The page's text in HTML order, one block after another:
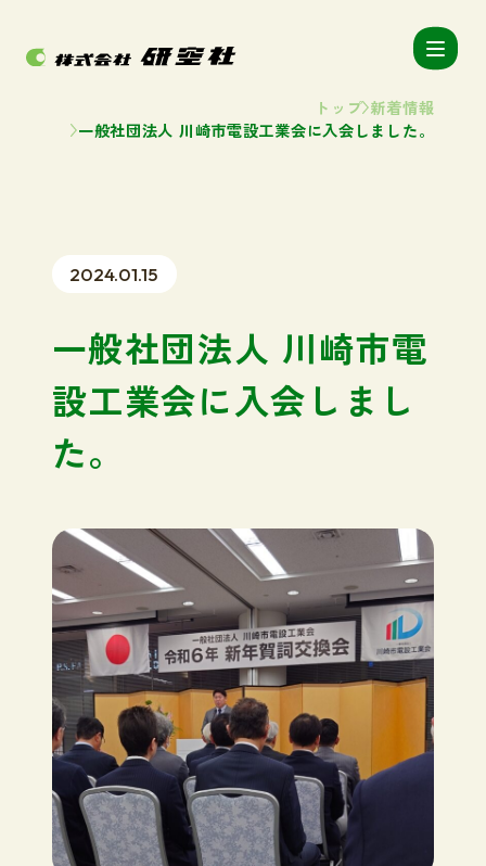
トップ 新着情報
一般社団法人 川崎市電設工業会に入会しました。
2024.01.15
一般社団法人 川崎市電
設工業会に入会しまし
た。